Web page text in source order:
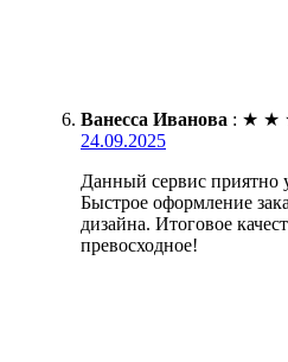
Ванесса Иванова : ★ ★
24.09.2025
Данный сервис приятно
Быстрое оформление
дизайна. Итоговое
превосходное!